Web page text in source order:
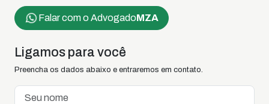
Falar com o AdvogadoMZA
Ligamos para você
Preencha os dados abaixo e entraremos em contato.